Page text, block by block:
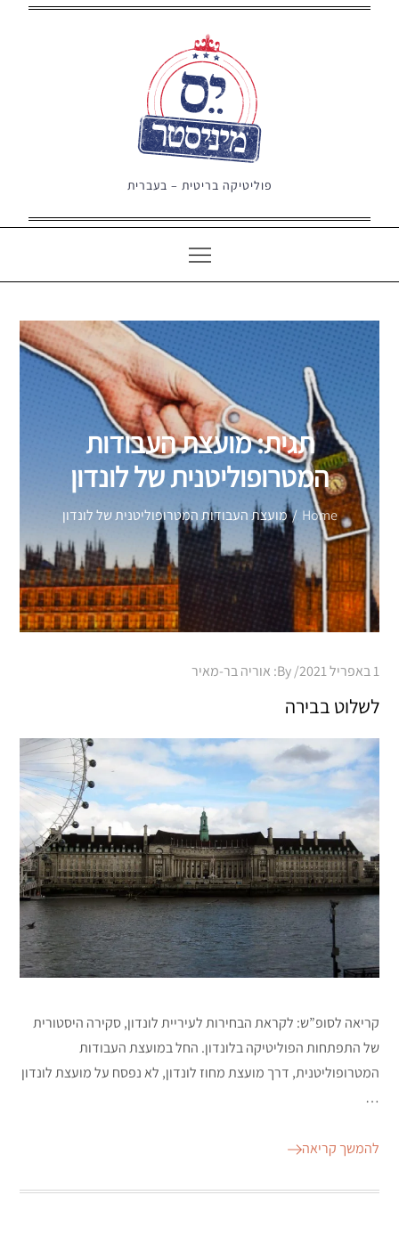
פוליטיקה בריטית – בעברית
תגית:מועצת העבודות
המטרופוליטנית של לונדון
Home מועצת העבודות המטרופוליטנית של לונדון
Posted
on
1 באפריל 2021 By: אוריה בר-מאיר
לשלוט בבירה
קריאה לסופ”ש: לקראת הבחירות לעיריית לונדון, סקירה היסטורית
של התפתחות הפוליטיקה בלונדון. החל במועצת העבודות
המטרופוליטנית, דרך מועצת מחוז לונדון, לא נפסח על מועצת לונדון
…
להמשך קריאה